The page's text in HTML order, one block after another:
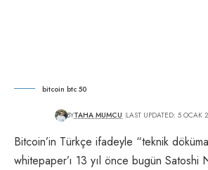
bitcoin btc 50
BYTAHA MUMCU LAST UPDATED: 5 OCAK
Bitcoin’in Türkçe ifadeyle “teknik
whitepaper’ı 13 yıl önce bugün Satoshi